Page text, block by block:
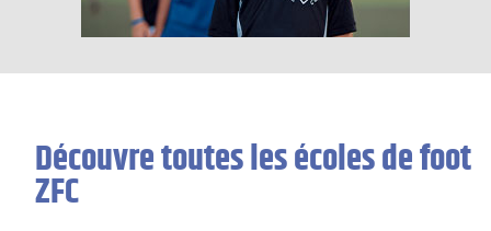
Découvre toutes les écoles de foot
ZFC